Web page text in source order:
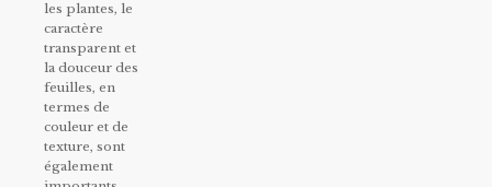
les plantes, le
caractère
transparent et
la douceur des
feuilles, en
termes de
couleur et de
texture, sont
également